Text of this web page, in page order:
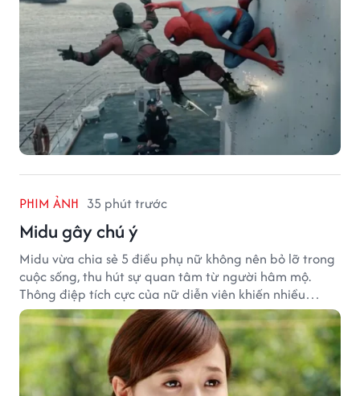
PHIM ẢNH 35 phút trước
Midu gây chú ý
Midu vừa chia sẻ 5 điều phụ nữ không nên bỏ lỡ trong
cuộc sống, thu hút sự quan tâm từ người hâm mộ.
Thông điệp tích cực của nữ diễn viên khiến nhiều
người đồng cảm khi nhìn lại hành trình sự nghiệp và
hạnh phúc hiện tại của cô.